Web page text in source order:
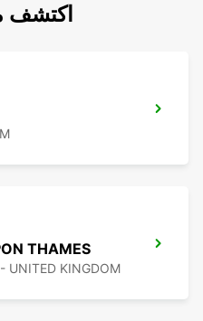
اكتشف
THAMES
UNITED KINGDOM